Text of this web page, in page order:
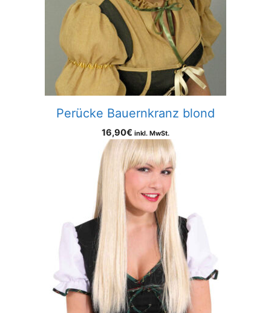
Perücke Bauernkranz blond
16,90€ inkl. MwSt.